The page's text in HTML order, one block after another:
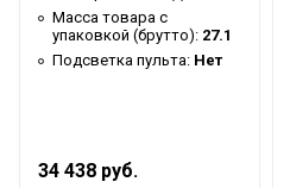
Ручки
Индикация заполнения
Цвет корпуса
Масса товара с
упаковкой (брутто): 27.1
Подсветка пульта: Нет
34 438 руб.